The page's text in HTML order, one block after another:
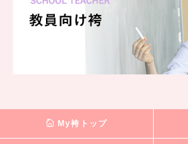
My袴トップ